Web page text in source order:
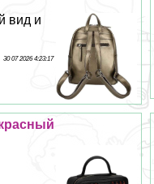
вид и
30 07 2026 4:23:17